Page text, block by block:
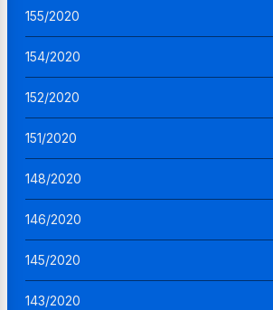
155/2020
154/2020
152/2020
151/2020
148/2020
146/2020
145/2020
143/2020